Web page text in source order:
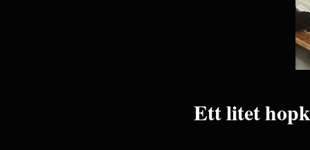
Ett litet